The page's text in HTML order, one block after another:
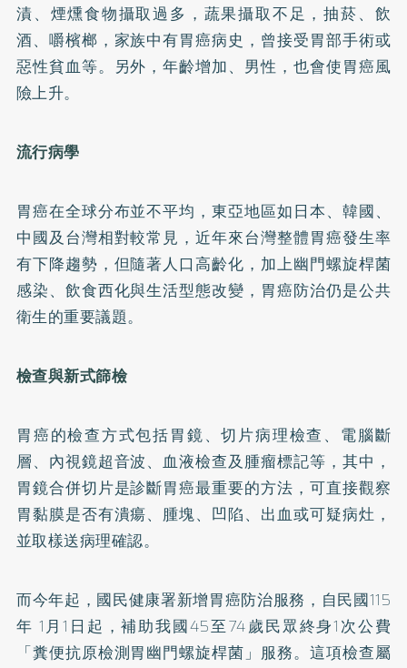
漬、煙燻食物攝取過多，蔬果攝取不足，抽菸、飲
酒、嚼檳榔，家族中有胃癌病史，曾接受胃部手術或
惡性貧血等。另外，年齡增加、男性，也會使胃癌風
險上升。
流行病學
胃癌在全球分布並不平均，東亞地區如日本、韓國、
中國及台灣相對較常見，近年來台灣整體胃癌發生率
有下降趨勢，但隨著人口高齡化，加上幽門螺旋桿菌
感染、飲食西化與生活型態改變，胃癌防治仍是公共
衛生的重要議題。
檢查與新式篩檢
胃癌的檢查方式包括胃鏡、切片病理檢查、電腦斷
層、內視鏡超音波、血液檢查及腫瘤標記等，其中，
胃鏡合併切片是診斷胃癌最重要的方法，可直接觀察
胃黏膜是否有潰瘍、腫塊、凹陷、出血或可疑病灶，
並取樣送病理確認。
而今年起，國民健康署新增胃癌防治服務，自民國115
年 1月1日起，補助我國45至74歲民眾終身1次公費
「糞便抗原檢測胃幽門螺旋桿菌」服務。這項檢查屬